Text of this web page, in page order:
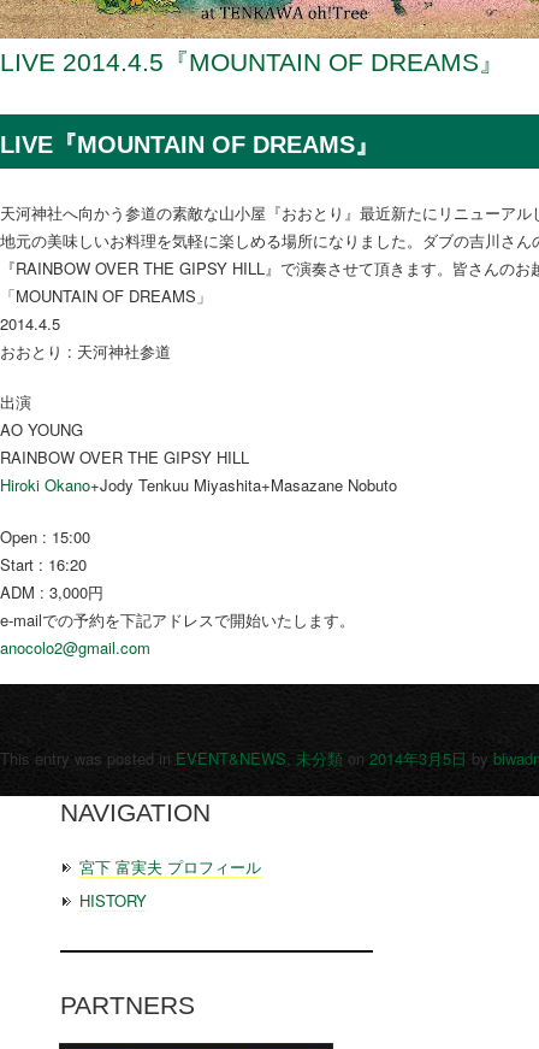
LIVE 2014.4.5『MOUNTAIN OF DREAMS』
LIVE『MOUNTAIN OF DREAMS』
天河神社へ向かう参道の素敵な山小屋『おおとり』最近新たにリニューアル
地元の美味しいお料理を気軽に楽しめる場所になりました。ダブの吉川さ
『RAINBOW OVER THE GIPSY HILL』で演奏させて頂きます。皆さんの
「MOUNTAIN OF DREAMS」
2014.4.5
おおとり : 天河神社参道
出演
AO YOUNG
RAINBOW OVER THE GIPSY HILL
Hiroki Okano+Jody Tenkuu Miyashita+Masazane Nobuto
Open : 15:00
Start : 16:20
ADM : 3,000円
e-mailでの予約を下記アドレスで開始いたします。
anocolo2@gmail.com
This entry was posted in EVENT&NEWS, 未分類 on 2014年3月5日 by
NAVIGATION
宮下 富実夫 プロフィール
HISTORY
PARTNERS